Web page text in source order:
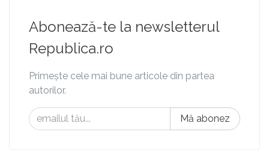
Abonează-te la newsletterul
Republica.ro
Primește cele mai bune articole din partea
autorilor.
Mă abonez